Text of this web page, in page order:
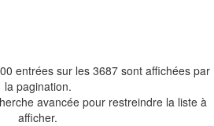
entrées sur les 3687 sont affichées par
la pagination.
avancée pour restreindre la liste à
afficher.